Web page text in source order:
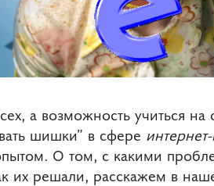
а возможность учиться
шишки” в сфере
О том, с какими
их решали, расскажем в